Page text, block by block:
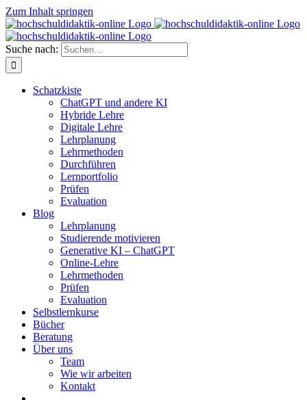
Zum Inhalt springen
Suche nach:
Schatzkiste
ChatGPT und andere KI
Hybride Lehre
Digitale Lehre
Lehrplanung
Lehrmethoden
Durchführen
Lernportfolio
Prüfen
Evaluation
Blog
Lehrplanung
Studierende motivieren
Generative KI – ChatGPT
Online-Lehre
Lehrmethoden
Prüfen
Evaluation
Selbstlernkurse
Bücher
Beratung
Über uns
Team
Wie wir arbeiten
Kontakt